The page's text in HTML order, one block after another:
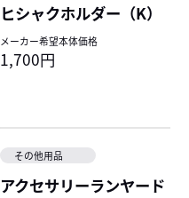
ヒシャクホルダー（K）
メーカー希望本体価格
1,700円
その他用品
アクセサリーランヤード